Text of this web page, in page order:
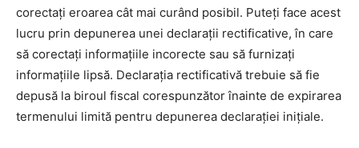
corectați eroarea cât mai curând posibil. Puteți face acest
lucru prin depunerea unei declarații rectificative, în care
să corectați informațiile incorecte sau să furnizați
informațiile lipsă. Declarația rectificativă trebuie să fie
depusă la biroul fiscal corespunzător înainte de expirarea
termenului limită pentru depunerea declarației inițiale.